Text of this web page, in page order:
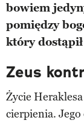
bowiem
pomiędzy
który
Zeus
Życie Heraklesa
cierpienia. Jego